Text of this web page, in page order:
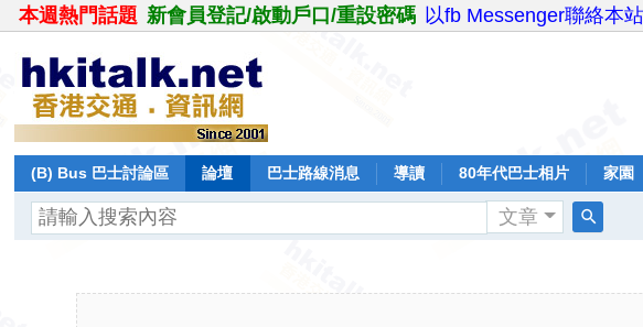
本週熱門話題 新會員登記/啟動戶口/重設密碼 以fb Messenger聯絡本
(B) Bus 巴士討論區 論壇 巴士路線消息 導讀 80年代巴士相片 家園
文章